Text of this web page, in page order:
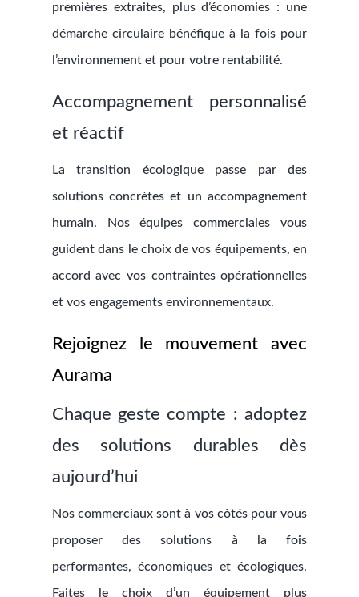
premières extraites, plus d’économies : une
démarche circulaire bénéfique à la fois pour
l’environnement et pour votre rentabilité.
Accompagnement personnalisé
et réactif
La transition écologique passe par des
solutions concrètes et un accompagnement
humain. Nos équipes commerciales vous
guident dans le choix de vos équipements, en
accord avec vos contraintes opérationnelles
et vos engagements environnementaux.
Rejoignez le mouvement avec
Aurama
Chaque geste compte : adoptez
des solutions durables dès
aujourd’hui
Nos commerciaux sont à vos côtés pour vous
proposer des solutions à la fois
performantes, économiques et écologiques.
Faites le choix d’un équipement plus